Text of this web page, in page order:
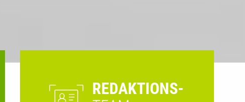
REDAKTIONS-